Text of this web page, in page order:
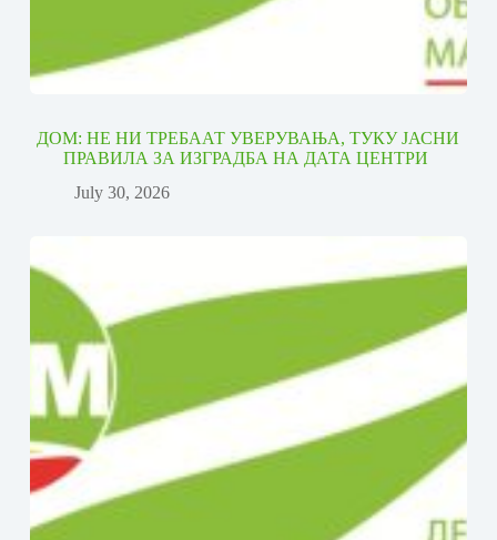
ДОМ: НЕ НИ ТРЕБААТ УВЕРУВАЊА, ТУКУ ЈАСНИ
ПРАВИЛА ЗА ИЗГРАДБА НА ДАТА ЦЕНТРИ
July 30, 2026